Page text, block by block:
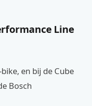
Line
en bij de Cube
Bosch